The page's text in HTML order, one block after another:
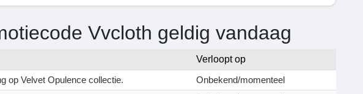
Vvcloth geldig vandaag
Verloopt op
op Velvet Opulence collectie.
Onbekend/momenteel